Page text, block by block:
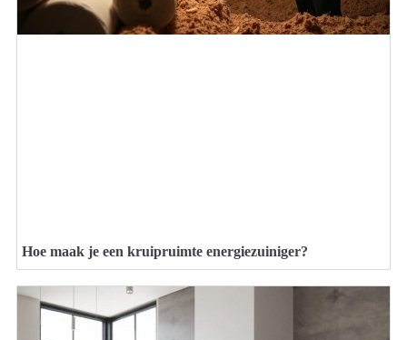
Hoe maak je een kruipruimte energiezuiniger?